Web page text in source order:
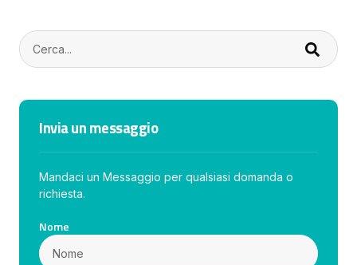
Invia un messaggio
Mandaci un Messaggio per qualsiasi domanda o
richiesta.
Nome